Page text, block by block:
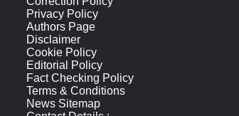
Privacy Policy
Authors Page
Disclaimer
Cookie Policy
Editorial Policy
Fact Checking Policy
Terms & Conditions
News Sitemap